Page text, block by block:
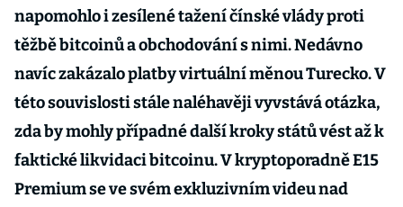
napomohlo i zesílené tažení čínské vlády proti
těžbě bitcoinů a obchodování s nimi. Nedávno
navíc zakázalo platby virtuální měnou Turecko. V
této souvislosti stále naléhavěji vyvstává otázka,
zda by mohly případné další kroky států vést až k
faktické likvidaci bitcoinu. V kryptoporadně E15
Premium se ve svém exkluzivním videu nad